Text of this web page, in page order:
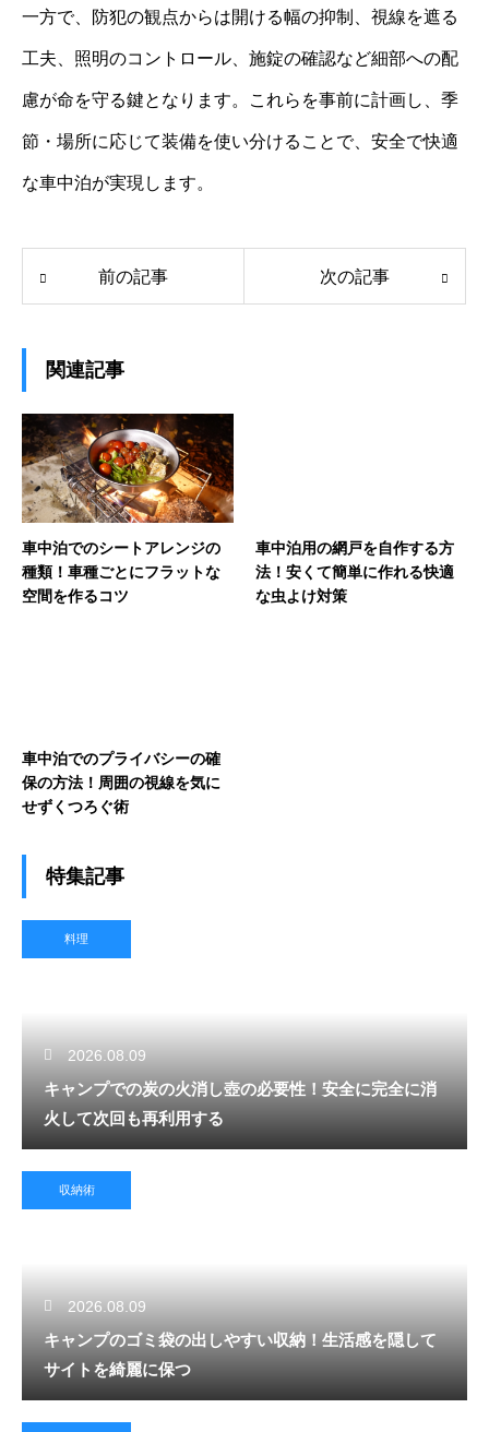
一方で、防犯の観点からは開ける幅の抑制、視線を遮る
工夫、照明のコントロール、施錠の確認など細部への配
慮が命を守る鍵となります。これらを事前に計画し、季
節・場所に応じて装備を使い分けることで、安全で快適
な車中泊が実現します。
前の記事 次の記事
関連記事
車中泊でのシートアレンジの
種類！車種ごとにフラットな
空間を作るコツ
車中泊用の網戸を自作する方
法！安くて簡単に作れる快適
な虫よけ対策
車中泊でのプライバシーの確
保の方法！周囲の視線を気に
せずくつろぐ術
特集記事
料理
2026.08.09
キャンプでの炭の火消し壺の必要性！安全に完全に消
火して次回も再利用する
収納術
2026.08.09
キャンプのゴミ袋の出しやすい収納！生活感を隠して
サイトを綺麗に保つ